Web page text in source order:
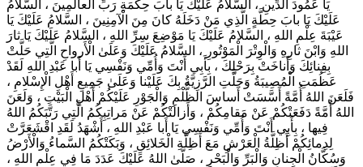
يَا عَمُودَ الدِّينِ ، السَّلامُ عَلَيْكَ يَا بابَ حِكْمَةِ رَبِّ الْعالَمِينَ ، السَّلامُ
عَلَيْكَ يَا بابَ حِطَّةٍ الَّذِي مَنْ دَخَلَهُ كانَ مِنَ الْآمِنِينَ ، السَّلامُ عَلَيْكَ يَا
عَيْبَةَ عِلْمِ اللهِ ، السَّلامُ عَلَيْكَ يَا مَوْضِعَ سِرِّ اللهِ ، السَّلامُ عَلَيْكَ يَا ثارَ
اللهِ وَابْنَ ثارِهِ وَالْوِتْرَ الْمَوْتُورِ ، السَّلامُ عَلَيْكَ وَعَلَىٰ الْأَرواحِ الَّتِي حَلَّتْ
بِفِنائِكَ وَأَناخَتْ بِرَحْلِكَ ، بِأَبِي أَنْتَ وَأُمِّي وَنَفْسِي يَا أَبا عَبْدِ اللهِ لَقَدْ
عَظُمَتِ الْمُصِيبَةُ وَجَلَّتِ الرَّزِيَّةُ بِكَ عَلَيْنا وَعَلَىٰ جَمِيعِ أَهْلِ الْإِسْلامِ ،
فَلَعَنَ اللهُ أُمَّةً أَسَّسَتْ أَساسَ الظُّلْمِ وَالْجَوْرِ عَلَيْكُمْ أَهْلِ الْبَيْتِ ، وَلَعَنَ
اللهُ أُمَّةً دَفَعَتْكُمْ عَنْ مَقامِكُمْ ، وَأَزالَتْكُمْ عَنْ مَراتِبِكُمُ الَّتِي رَتَّبَكُمُ اللهُ
فِيها ، بِأَبِي أَنْتَ وَأُمِّي وَنَفْسِي يَا أَبا عَبْدِ اللهِ ، أَشْهَدُ لَقَدِ اقْشَعَرَّتْ
لِدِمائِكُمْ أَظِلَّةُ الْعَرْشِ مَعَ أَظِلَّةِ الْخَلائِقِ ، وَبَكَتْكُمُ السَّماءُ وَالْأَرْضُ
وَسُكَّانُ الْجِنانِ وَالْبَرِّ وَالْبَحْرِ ، صَلَّىٰ اللهُ عَلَيْكَ عَدَدَ مَا فِي عِلْمِ اللهِ ،